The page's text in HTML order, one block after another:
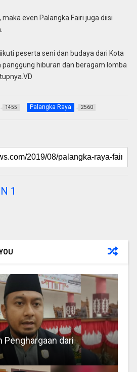
even Palangka Fairi juga diisi
peserta seni dan budaya dari Kota
panggung hiburan dan beragam lomba
1455 Palangka Raya 2560
1
Penghargaan dari